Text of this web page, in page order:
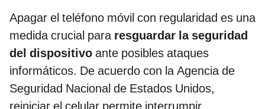
Apagar el teléfono móvil con regularidad es una
medida crucial para resguardar la seguridad
del dispositivo ante posibles ataques
informáticos. De acuerdo con la Agencia de
Seguridad Nacional de Estados Unidos,
reiniciar el celular permite interrumpir